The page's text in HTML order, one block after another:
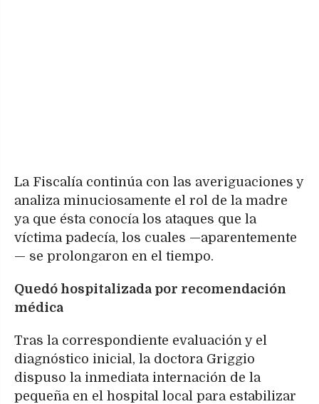
La Fiscalía continúa con las averiguaciones y
analiza minuciosamente el rol de la madre
ya que ésta conocía los ataques que la
víctima padecía, los cuales —aparentemente
— se prolongaron en el tiempo.
Quedó hospitalizada por recomendación
médica
Tras la correspondiente evaluación y el
diagnóstico inicial, la doctora Griggio
dispuso la inmediata internación de la
pequeña en el hospital local para estabilizar